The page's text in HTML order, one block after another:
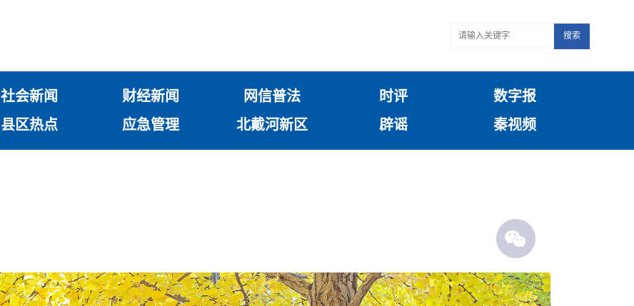
搜索
社会新闻 财经新闻 网信普法 时评
数字报
县区热点 应急管理 北戴河新区 辟谣 秦视频